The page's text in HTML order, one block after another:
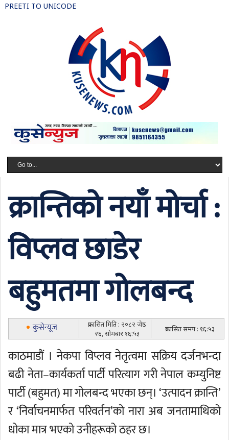
PREETI TO UNICODE
क्रान्तिको नयाँ मोर्चा :
विप्लव छाडेर
बहुमतमा गोलबन्द
कुसेन्यूज
प्रकासित मिति : २०८२ जेष्ठ
२६, सोमबार १६:५३
प्रकासित समय : १६:५३
काठमाडौं । नेकपा विप्लव नेतृत्वमा सक्रिय दर्जनभन्दा
बढी नेता–कार्यकर्ता पार्टी परित्याग गरी नेपाल कम्युनिष्ट
पार्टी (बहुमत) मा गोलबन्द भएका छन्। ‘उत्पादन क्रान्ति’
र ‘निर्वाचनमार्फत परिवर्तन’को नारा अब जनतामाथिको
धोका मात्र भएको उनीहरूको ठहर छ।